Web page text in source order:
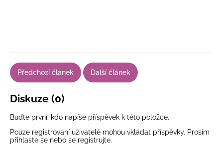
Předchozí článek Další článek
Diskuze (0)
Buďte první, kdo napíše příspěvek k této položce.
Pouze registrovaní uživatelé mohou vkládat příspěvky. Prosím
přihlaste se nebo se registrujte.